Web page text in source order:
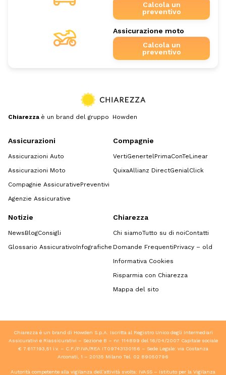
Calcola un
preventivo
Assicurazione moto
Calcola un
preventivo
Chiarezza è un brand del gruppo Howden
Assicurazioni
Assicurazioni Auto
Assicurazioni Moto
Compagnie AssicurativePreventivi
Agenzie Assicurative
Compagnie
VertiGenertel PrimaConTeLinear
QuixaAllianz DirectGenialClick
Notizie
NewsBlogConsigli
Glossario AssicurativoInfografiche
Chiarezza
Chi siamoTutto su di noiContatti
Domande FrequentiPrivacy – old
Informativa Cookies
Risparmia con Chiarezza
Mappa del sito
Chiarezza è un brand di Howden S.p.A. Iscritta al Registro Unico degli Intermediari
Assicurativi e Riassicurativi – Sezione B – nr. 114899 del 16/04/2007 Capitale sociale
€ 7.617.193,51 i.v. – C.F./P.IVA/REA IT09743130156 – Sede Legale: via Costanza
Arconati, 1 – 20135 Milano Tel. 02 89050796
Autorità competente alla vigilanza dell’attività svolta: IVASS – Istituto per la Vigilanza